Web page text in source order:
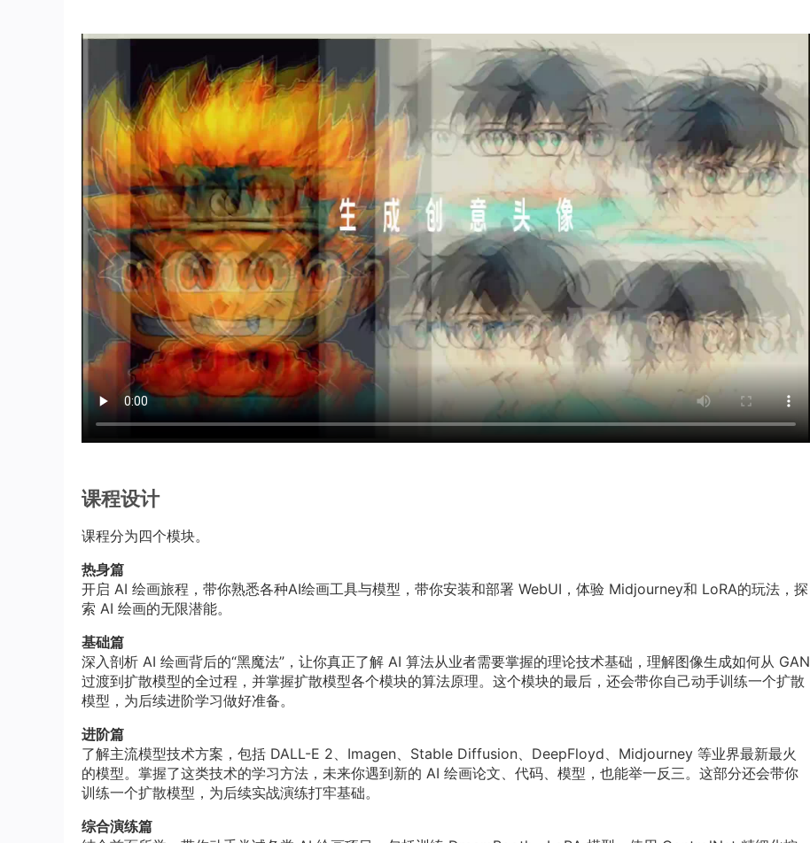
课程设计
课程分为四个模块。
热身篇
开启 AI 绘画旅程，带你熟悉各种AI绘画工具与模型，带你安装和部署 WebUI，体验 Midjourney和 LoRA的玩法，探
索 AI 绘画的无限潜能。
基础篇
深入剖析 AI 绘画背后的“黑魔法”，让你真正了解 AI 算法从业者需要掌握的理论技术基础，理解图像生成如何从 GAN
过渡到扩散模型的全过程，并掌握扩散模型各个模块的算法原理。这个模块的最后，还会带你自己动手训练一个扩散
模型，为后续进阶学习做好准备。
进阶篇
了解主流模型技术方案，包括 DALL-E 2、Imagen、Stable Diffusion、DeepFloyd、Midjourney 等业界最新最火
的模型。掌握了这类技术的学习方法，未来你遇到新的 AI 绘画论文、代码、模型，也能举一反三。这部分还会带你
训练一个扩散模型，为后续实战演练打牢基础。
综合演练篇